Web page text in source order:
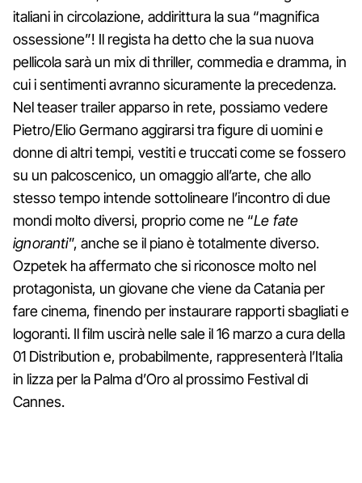
italiani in circolazione, addirittura la sua “magnifica
ossessione”! Il regista ha detto che la sua nuova
pellicola sarà un mix di thriller, commedia e dramma, in
cui i sentimenti avranno sicuramente la precedenza.
Nel teaser trailer apparso in rete, possiamo vedere
Pietro/Elio Germano aggirarsi tra figure di uomini e
donne di altri tempi, vestiti e truccati come se fossero
su un palcoscenico, un omaggio all’arte, che allo
stesso tempo intende sottolineare l’incontro di due
mondi molto diversi, proprio come ne “Le fate
ignoranti”, anche se il piano è totalmente diverso.
Ozpetek ha affermato che si riconosce molto nel
protagonista, un giovane che viene da Catania per
fare cinema, finendo per instaurare rapporti sbagliati e
logoranti. Il film uscirà nelle sale il 16 marzo a cura della
01 Distribution e, probabilmente, rappresenterà l’Italia
in lizza per la Palma d’Oro al prossimo Festival di
Cannes.